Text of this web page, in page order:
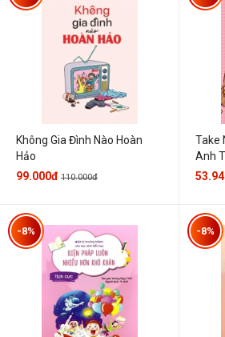
Không Gia Đình Nào Hoàn
Hảo
99.000đ 110.000đ
Take
Anh
-8% -8%